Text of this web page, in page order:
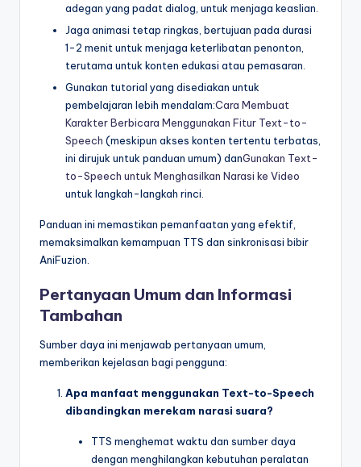
adegan yang padat dialog, untuk menjaga keaslian.
Jaga animasi tetap ringkas, bertujuan pada durasi
1-2 menit untuk menjaga keterlibatan penonton,
terutama untuk konten edukasi atau pemasaran.
Gunakan tutorial yang disediakan untuk
pembelajaran lebih mendalam:Cara Membuat
Karakter Berbicara Menggunakan Fitur Text-to-
Speech (meskipun akses konten tertentu terbatas,
ini dirujuk untuk panduan umum) danGunakan Text-
to-Speech untuk Menghasilkan Narasi ke Video
untuk langkah-langkah rinci.
Panduan ini memastikan pemanfaatan yang efektif,
memaksimalkan kemampuan TTS dan sinkronisasi bibir
AniFuzion.
Pertanyaan Umum dan Informasi
Tambahan
Sumber daya ini menjawab pertanyaan umum,
memberikan kejelasan bagi pengguna:
Apa manfaat menggunakan Text-to-Speech
dibandingkan merekam narasi suara?
TTS menghemat waktu dan sumber daya
dengan menghilangkan kebutuhan peralatan